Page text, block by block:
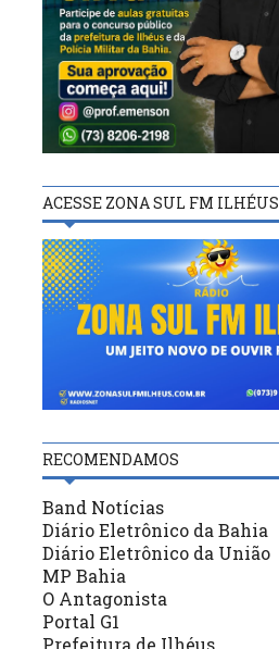
ACESSE ZONA SUL FM ILHÉUS
RECOMENDAMOS
Band Notícias
Diário Eletrônico da Bahia
Diário Eletrônico da União
MP Bahia
O Antagonista
Portal G1
Prefeitura de Ilhéus